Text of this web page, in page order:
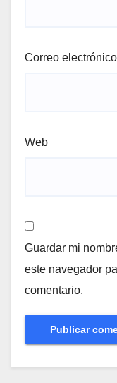
Correo electrónico
Web
Guardar mi
este navegador
comentario.